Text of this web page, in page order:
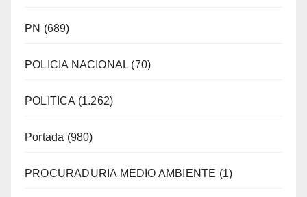
PN (689)
POLICIA NACIONAL (70)
POLITICA (1.262)
Portada (980)
PROCURADURIA MEDIO AMBIENTE (1)